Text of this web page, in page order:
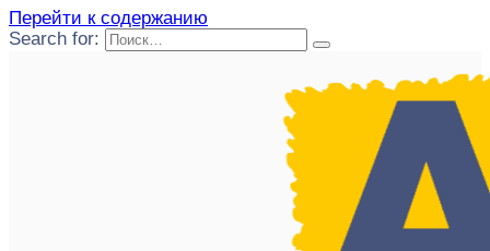
Перейти к содержанию
Search for: